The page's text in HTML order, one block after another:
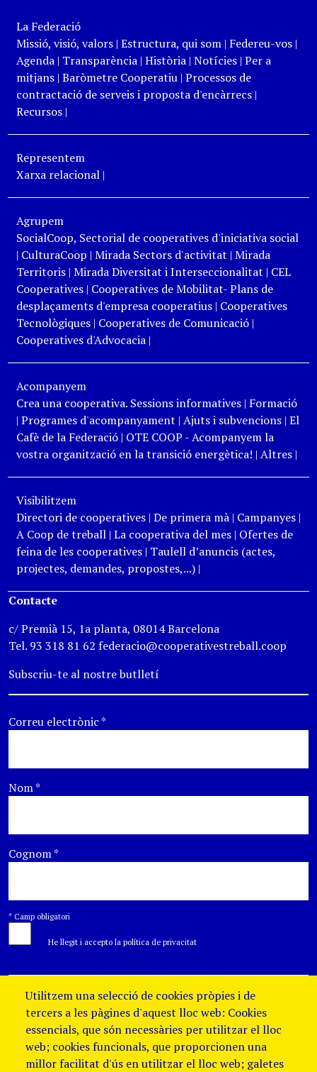
La Federació
Missió, visió, valors| Estructura, qui som| Federeu-vos|
Agenda | Transparència| Història| Notícies | Per a
mitjans| Baròmetre Cooperatiu| Processos de
contractació de serveis i proposta d'encàrrecs|
Recursos|
Representem
Xarxa relacional|
Agrupem
SocialCoop, Sectorial de cooperatives d'iniciativa social
| CulturaCoop | Mirada Sectors d'activitat | Mirada
Territoris| Mirada Diversitat i Interseccionalitat | CEL
Cooperatives| Cooperatives de Mobilitat- Plans de
desplaçaments d'empresa cooperatius| Cooperatives
Tecnològiques| Cooperatives de Comunicació|
Cooperatives d'Advocacia|
Acompanyem
Crea una cooperativa. Sessions informatives| Formació
| Programes d'acompanyament | Ajuts i subvencions| El
Cafè de la Federació| OTE COOP - Acompanyem la
vostra organització en la transició energètica! | Altres|
Visibilitzem
Directori de cooperatives| De primera mà| Campanyes|
A Coop de treball| La cooperativa del mes| Ofertes de
feina de les cooperatives| Taulell d’anuncis (actes,
projectes, demandes, propostes,...)|
Contacte
c/ Premià 15, 1a planta, 08014 Barcelona
Tel. 93 318 81 62 federacio@cooperativestreball.coop
Subscriu-te al nostre butlletí
Correu electrònic*
Nom*
Cognom*
* Camp obligatori
He llegit i accepto la política de privacitat
Utilitzem una selecció de cookies pròpies i de
tercers a les pàgines d'aquest lloc web: Cookies
essencials, que són necessàries per utilitzar el lloc
web; cookies funcionals, que proporcionen una
millor facilitat d'ús en utilitzar el lloc web; galetes